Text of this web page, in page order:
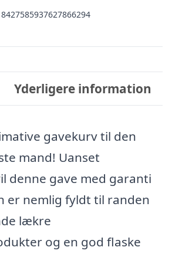
8427585937627866294
Yderligere information
gavekurv til den
mand! Uanset
denne gave med garanti
er nemlig fyldt til randen
lækre
og en god flaske